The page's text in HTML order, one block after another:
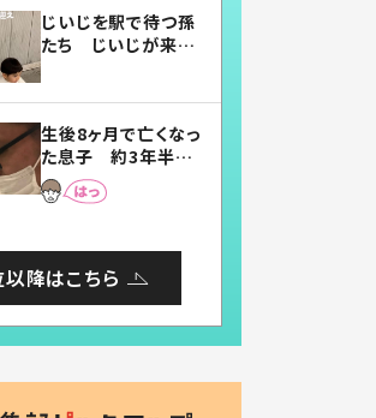
じいじを駅で待つ孫
たち じいじが来た
まらない」「幸せにな
れる」
生後8ヶ月で亡くなっ
た息子 約3年半
後、当時の妻の日記
に書いてあった本音
降はこちら